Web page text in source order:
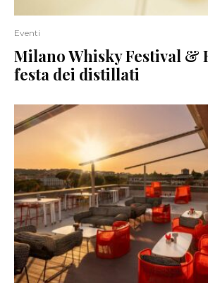
Eventi
Milano Whisky Festival &
festa dei distillati